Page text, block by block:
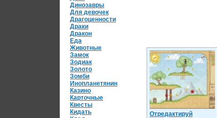
Динозавры
Для девочек
Драгоценности
Драки
Дракон
Еда
Животные
Замок
Зодиак
Золото
Зомби
Инопланетянин
Казино
Карточные
Квесты
Кидать
Отредактируй